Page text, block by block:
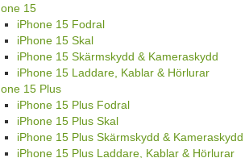
15
iPhone 15 Fodral
iPhone 15 Skal
iPhone 15 Skärmskydd & Kameraskydd
iPhone 15 Laddare, Kablar & Hörlurar
15 Plus
iPhone 15 Plus Fodral
iPhone 15 Plus Skal
iPhone 15 Plus Skärmskydd & Kameraskydd
iPhone 15 Plus Laddare, Kablar & Hörlurar